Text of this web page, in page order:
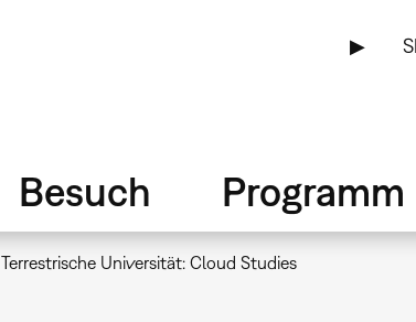
▶
Besuch Programm
Terrestrische Universität: Cloud Studies